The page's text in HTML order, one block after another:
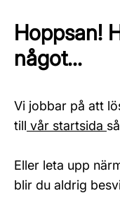
Hoppsan!
något...
Vi jobbar på att
till vår startsida
Eller leta upp
blir du aldrig